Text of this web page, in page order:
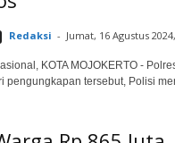
Redaksi - Jumat, 16 Agustus
KOTA MOJOKERTO -
pengungkapan tersebut, Polisi